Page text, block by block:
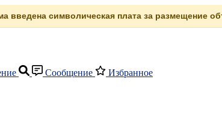
введена символическая плата за размещение
Сообщение Избранное